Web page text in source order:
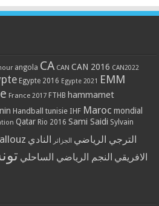
angola CA CAN CAN 2016 CAN2022
Egypte 2016 Egypte 2021 EMM
France 2017 FTHB hammamet
Handball tunisie IHF Maroc mondial
Qatar Rio 2016 Sami Saidi Sylvain
الترجي الرياضي الجزائر النادي
الافريقي النجم الرياضي الساحلي